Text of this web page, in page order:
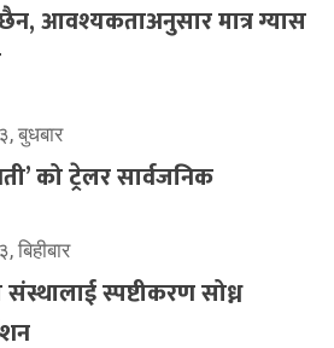
आवश्यकताअनुसार मात्र ग्यास
बुधबार
को ट्रेलर सार्वजनिक
संस्थालाई स्पष्टीकरण सोध्न